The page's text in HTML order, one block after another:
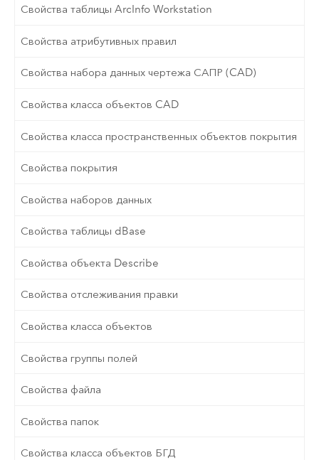
Свойства таблицы ArcInfo Workstation
Свойства атрибутивных правил
Свойства набора данных чертежа САПР (CAD)
Свойства класса объектов CAD
Свойства класса пространственных объектов покрытия
Свойства покрытия
Свойства наборов данных
Свойства таблицы dBase
Свойства объекта Describe
Свойства отслеживания правки
Свойства класса объектов
Свойства группы полей
Свойства файла
Свойства папок
Свойства класса объектов БГД